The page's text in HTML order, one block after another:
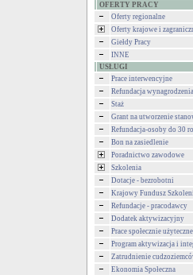
OFERTY PRACY
Oferty regionalne
Oferty krajowe i
Giełdy Pracy
INNE
USŁUGI
Prace interwencyjne
Refundacja wynagrodzenia
Staż
Grant na utworzenie
Refundacja-osoby do 30
Bon na zasiedlenie
Poradnictwo zawodowe
Szkolenia
Dotacje - bezrobotni
Krajowy Fundusz
Refundacje - pracodawcy
Dodatek aktywizacyjny
Prace społecznie użyteczne
Program aktywizacja i
Zatrudnienie
Ekonomia Społeczna